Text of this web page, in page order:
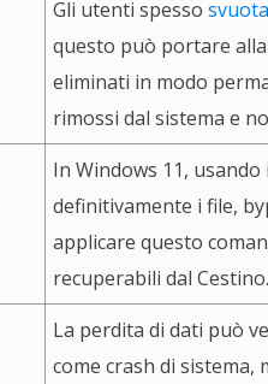
Gli utenti spesso
questo può portare
eliminati in modo
rimossi dal sistema e
In Windows 11,
definitivamente i file,
applicare questo
recuperabili dal Cestino.
La perdita di dati può
come crash di